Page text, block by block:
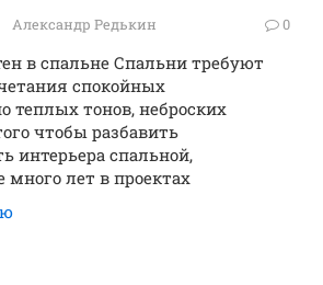
Александр Редькин 0
в спальне Спальни требуют
спокойных
теплых тонов, неброских
чтобы разбавить
интерьера спальной,
лет в проектах